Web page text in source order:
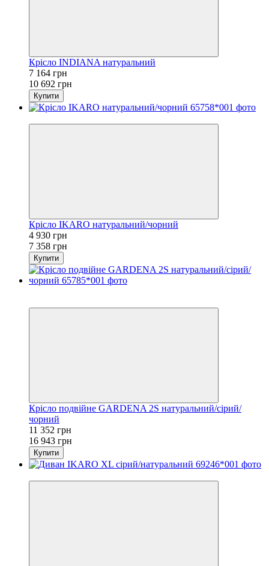
Крісло INDIANA натуральний
7 164 грн
10 692 грн
Купити
Крісло IKARO натуральний/чорний
4 930 грн
7 358 грн
Купити
Крісло подвійне GARDENA 2S натуральний/сірий/
чорний
11 352 грн
16 943 грн
Купити